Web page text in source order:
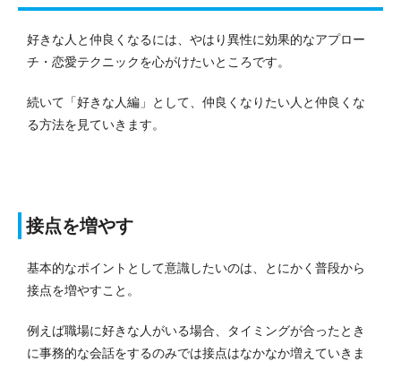
好きな人と仲良くなるには、やはり異性に効果的なアプロー
チ・恋愛テクニックを心がけたいところです。
続いて「好きな人編」として、仲良くなりたい人と仲良くな
る方法を見ていきます。
接点を増やす
基本的なポイントとして意識したいのは、とにかく普段から
接点を増やすこと。
例えば職場に好きな人がいる場合、タイミングが合ったとき
に事務的な会話をするのみでは接点はなかなか増えていきま